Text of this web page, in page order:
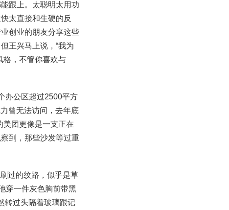
跟上。太聪明太用功
太直接和生硬的反
创业的朋友分享这些
王兴马上说，“我为
格，不管你喜欢与
办公区超过2500平方
曾无法访问，去年底
美团更像是一支正在
到，那些沙发等过重
过的纹路，似乎是草
穿一件灰色胸前带黑
转过头隔着玻璃跟记